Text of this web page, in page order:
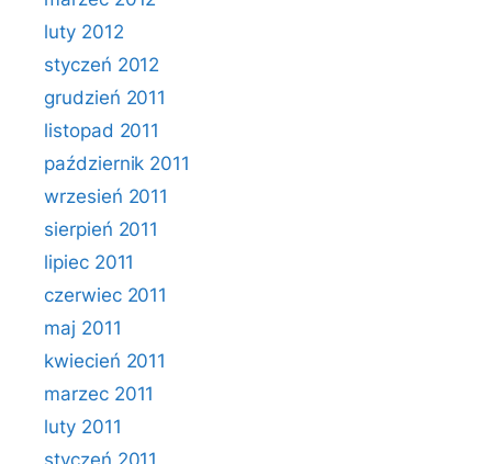
luty 2012
styczeń 2012
grudzień 2011
listopad 2011
październik 2011
wrzesień 2011
sierpień 2011
lipiec 2011
czerwiec 2011
maj 2011
kwiecień 2011
marzec 2011
luty 2011
styczeń 2011